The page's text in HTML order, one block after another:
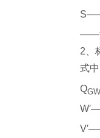
——
2
式
QGW